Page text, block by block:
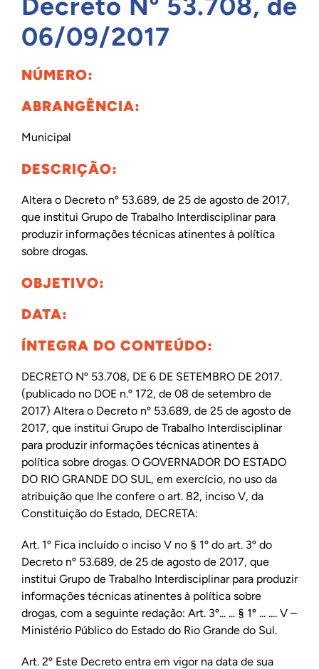
INTERNACIONAL
BIBLIOTECA
06/09/2017
NÚMERO:
ABRANGÊNCIA:
Municipal
DESCRIÇÃO:
Altera o Decreto nº 53.689, de 25 de agosto de 2017,
que institui Grupo de Trabalho Interdisciplinar para
produzir informações técnicas atinentes à política
sobre drogas.
OBJETIVO:
DATA:
ÍNTEGRA DO CONTEÚDO:
DECRETO Nº 53.708, DE 6 DE SETEMBRO DE 2017.
(publicado no DOE n.º 172, de 08 de setembro de
2017) Altera o Decreto nº 53.689, de 25 de agosto de
2017, que institui Grupo de Trabalho Interdisciplinar
para produzir informações técnicas atinentes à
política sobre drogas. O GOVERNADOR DO ESTADO
DO RIO GRANDE DO SUL, em exercício, no uso da
atribuição que lhe confere o art. 82, inciso V, da
Constituição do Estado, DECRETA:
Art. 1º Fica incluído o inciso V no § 1º do art. 3º do
Decreto nº 53.689, de 25 de agosto de 2017, que
institui Grupo de Trabalho Interdisciplinar para produzir
informações técnicas atinentes à política sobre
drogas, com a seguinte redação: Art. 3º... ... § 1º ... .... V –
Ministério Público do Estado do Rio Grande do Sul.
Art. 2º Este Decreto entra em vigor na data de sua